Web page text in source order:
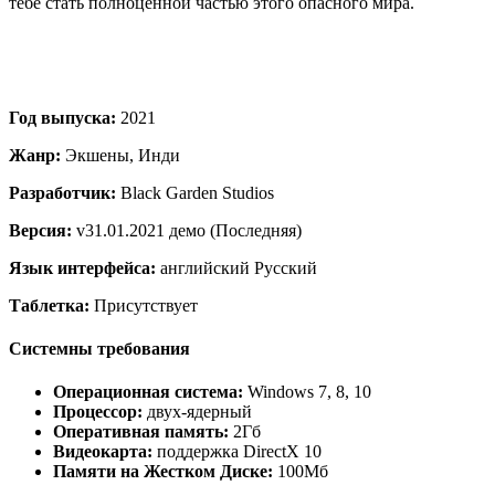
Год выпуска: 2021
Жанр: Экшены, Инди
Разработчик: Black Garden Studios
Версия: v31.01.2021 демо (Последняя)
Язык интерфейса: английский Русский
Таблетка: Присутствует
Системны требования
Операционная система: Windows 7, 8, 10
Процессор: двух-ядерный
Оперативная память: 2Гб
Видеокарта: поддержка DirectX 10
Памяти на Жестком Диске: 100Мб